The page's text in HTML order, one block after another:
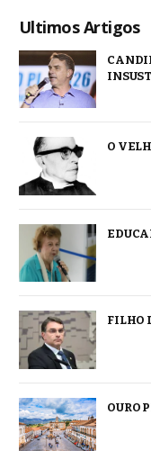
Ultimos Artigos
O
FILHO
OURO